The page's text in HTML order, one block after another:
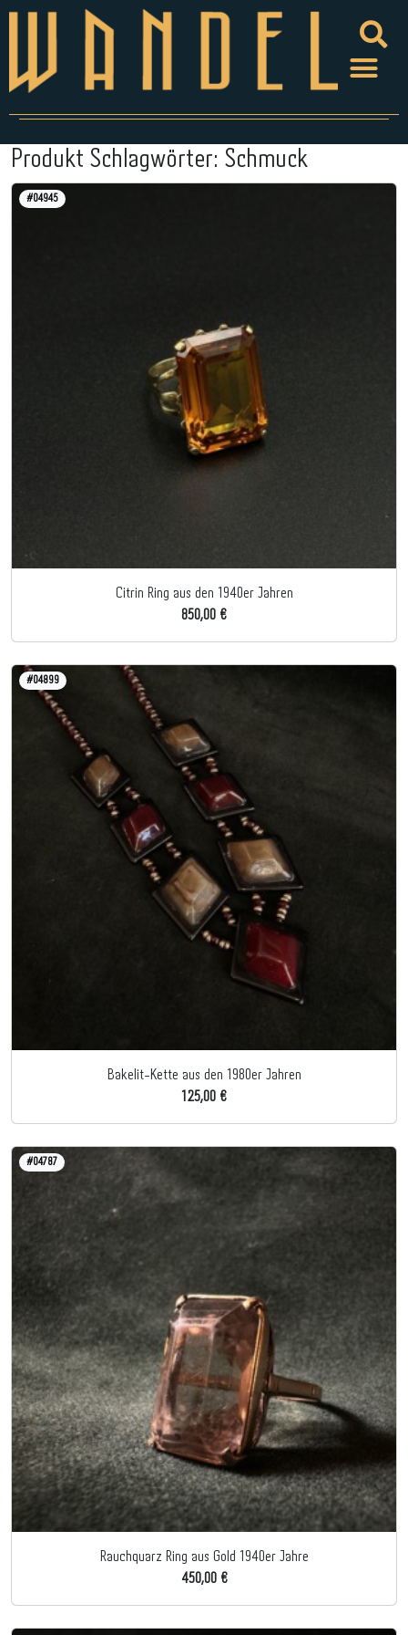
Produkt Schlagwörter: Schmuck
#04945
Citrin Ring aus den 1940er Jahren
850,00 €
#04899
Bakelit-Kette aus den 1980er Jahren
125,00 €
#04787
Rauchquarz Ring aus Gold 1940er Jahre
450,00 €